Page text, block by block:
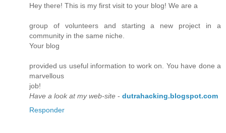
Hey there! This is my first visit to your blog! We are a
group of volunteers and starting a new project in a
community in the same niche.
Your blog
provided us useful information to work on. You have done a
marvellous
job!
Have a look at my web-site - dutrahacking.blogspot.com
Responder